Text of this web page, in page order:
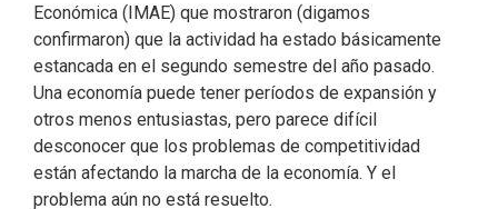
Económica (IMAE) que mostraron (digamos
confirmaron) que la actividad ha estado básicamente
estancada en el segundo semestre del año pasado.
Una economía puede tener períodos de expansión y
otros menos entusiastas, pero parece difícil
desconocer que los problemas de competitividad
están afectando la marcha de la economía. Y el
problema aún no está resuelto.